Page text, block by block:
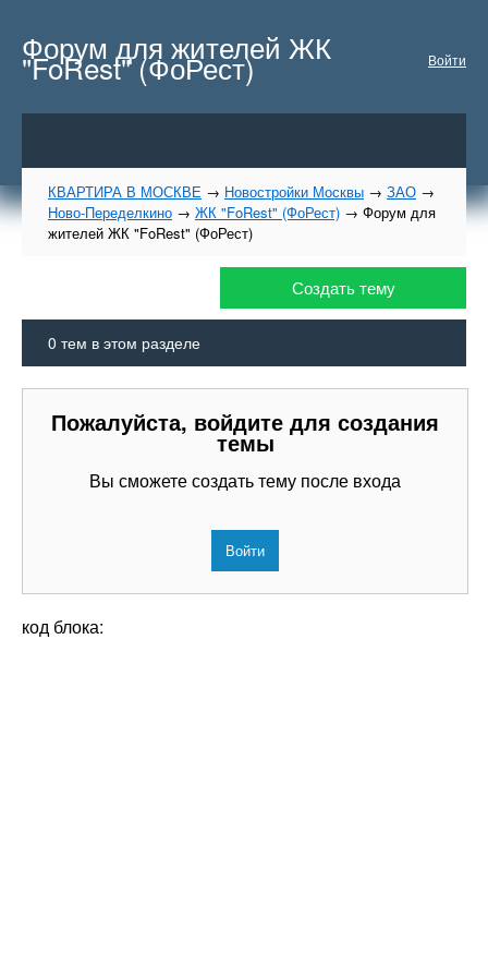
Войти
Форум для жителей ЖК
"FoRest" (ФоРест)
КВАРТИРА В МОСКВЕ → Новостройки Москвы → ЗАО →
Ново-Переделкино → ЖК "FoRest" (ФоРест) → Форум для
жителей ЖК "FoRest" (ФоРест)
Создать тему
0 тем в этом разделе
Пожалуйста, войдите для создания
темы
Вы сможете создать тему после входа
Войти
код блока: